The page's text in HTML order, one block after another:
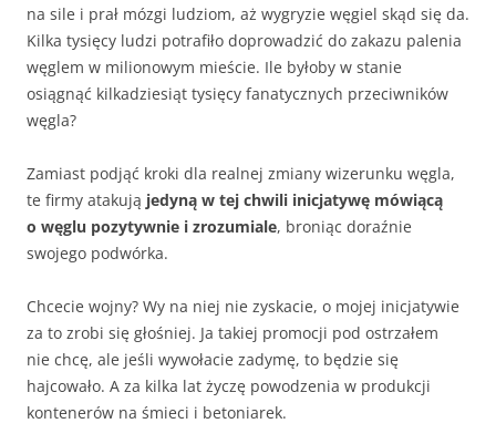
na sile i prał mózgi ludziom, aż wygryzie węgiel skąd się da.
Kilka tysięcy ludzi potrafiło doprowadzić do zakazu palenia
węglem w milionowym mieście. Ile byłoby w stanie
osiągnąć kilkadziesiąt tysięcy fanatycznych przeciwników
węgla?
Zamiast podjąć kroki dla realnej zmiany wizerunku węgla,
te firmy atakują jedyną w tej chwili inicjatywę mówiącą
o węglu pozytywnie i zrozumiale, broniąc doraźnie
swojego podwórka.
Chcecie wojny? Wy na niej nie zyskacie, o mojej inicjatywie
za to zrobi się głośniej. Ja takiej promocji pod ostrzałem
nie chcę, ale jeśli wywołacie zadymę, to będzie się
hajcowało. A za kilka lat życzę powodzenia w produkcji
kontenerów na śmieci i betoniarek.